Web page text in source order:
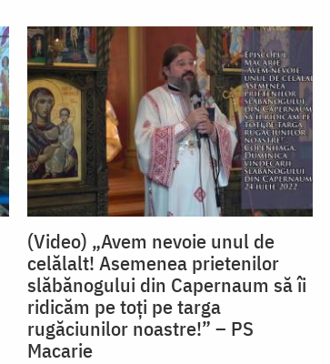
(Video) „Avem nevoie unul de
celălalt! Asemenea prietenilor
slăbănogului din Capernaum să îi
ridicăm pe toți pe targa
rugăciunilor noastre!” – PS
Macarie